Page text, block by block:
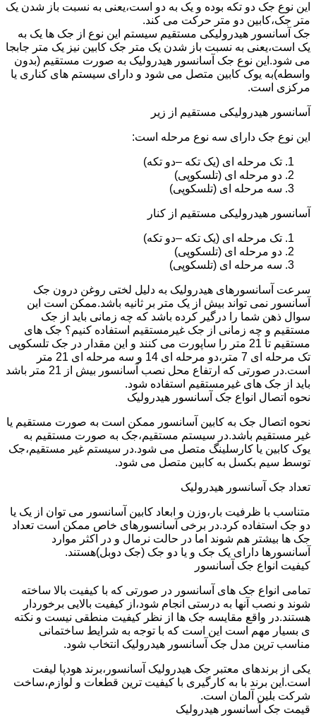
این نوع جک دو تکه بوده و یک به دو است،یعنی به نسبت باز شدن یک
متر جک،کابین دو متر حرکت می کند.
جک آسانسور هیدرولیکی مستقیم سیستم این نوع از جک ها یک به
یک است،یعنی به نسبت باز شدن یک متر جک کابین نیز یک متر جابجا
می شود.این نوع جک آسانسور هیدرولیک به صورت مستقیم (بدون
واسطه)به یوک کابین متصل می شود و دارای سیستم های کناری یا
مرکزی است.
آسانسور هیدرولیکی مستقیم از زیر
این نوع جک دارای سه نوع مرحله است:
تک مرحله ای (یک تکه –دو تکه)
دو مرحله ای (تلسکوپی)
سه مرحله ای (تلسکوپی)
آسانسور هیدرولیکی مستقیم از کنار
تک مرحله ای (یک تکه –دو تکه)
دو مرحله ای (تلسکوپی)
سه مرحله ای (تلسکوپی)
سرعت آسانسورهای هیدرولیک به دلیل لختی روغن درون جک
آسانسور نمی تواند بیش از یک متر بر ثانیه باشد.ممکن است این
سوال ذهن شما را درگیر کرده باشد که چه زمانی باید از جک
مستقیم و چه زمانی از جک غیرمستقیم استفاده کنیم؟ جک های
مستقیم تا 21 متر را ساپورت می کنند و این مقدار در جک تلسکوپی
تک مرحله ای 7 متر،دو مرحله ای 14 و سه مرحله ای 21 متر
است.در صورتی که ارتفاع محل نصب آسانسور بیش از 21 متر باشد
باید از جک های غیرمستقیم استفاده شود.
نحوه اتصال انواع جک آسانسور هیدرولیک
نحوه اتصال جک به کابین آسانسور ممکن است به صورت مستقیم یا
غیر مستقیم باشد.در سیستم مستقیم،جک به صورت مستقیم به
یوک کابین یا کارسلینگ متصل می شود.در سیستم غیر مستقیم،جک
توسط سیم بکسل به کابین متصل می شود.
تعداد جک آسانسور هیدرولیک
متناسب با ظرفیت بار،وزن و ابعاد کابین آسانسور می توان از یک یا
دو جک استفاده کرد.در برخی آسانسورهای خاص ممکن است تعداد
جک ها بیشتر هم شوند اما در حالت نرمال و در اکثر موارد
آسانسورها دارای یک جک و یا دو جک (جک دوبل)هستند.
کیفیت انواع جک آسانسور
تمامی انواع جک های آسانسور در صورتی که با کیفیت بالا ساخته
شوند و نصب آنها به درستی انجام شود،از کیفیت بالایی برخوردار
هستند.در واقع مقایسه جک ها از نظر کیفیت منطقی نیست و نکته
ی بسیار مهم است این است که با توجه به شرایط ساختمانی
مناسب ترین مدل جک آسانسور هیدرولیک انتخاب شود.
یکی از برندهای معتبر جک هیدرولیک آسانسور،برند هودپا لیفت
است.این برند با به کارگیری با کیفیت ترین قطعات و لوازم،ساخت
شرکت بلین آلمان است.
قیمت جک آسانسور هیدرولیک